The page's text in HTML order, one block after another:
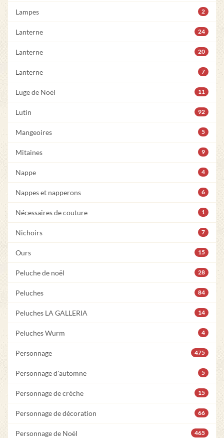
Lampes 2
Lanterne 24
Lanterne 20
Lanterne 7
Luge de Noël 11
Lutin 92
Mangeoires 5
Mitaines 9
Nappe 4
Nappes et napperons 6
Nécessaires de couture 1
Nichoirs 7
Ours 15
Peluche de noël 28
Peluches 84
Peluches LA GALLERIA 14
Peluches Wurm 4
Personnage 475
Personnage d'automne 5
Personnage de crèche 15
Personnage de décoration 66
Personnage de Noël 465